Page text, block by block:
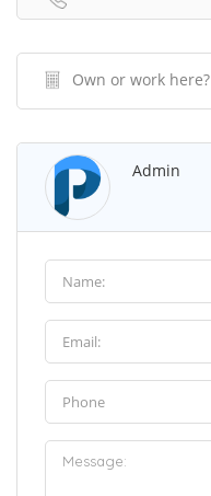
Own or work here?
Admin